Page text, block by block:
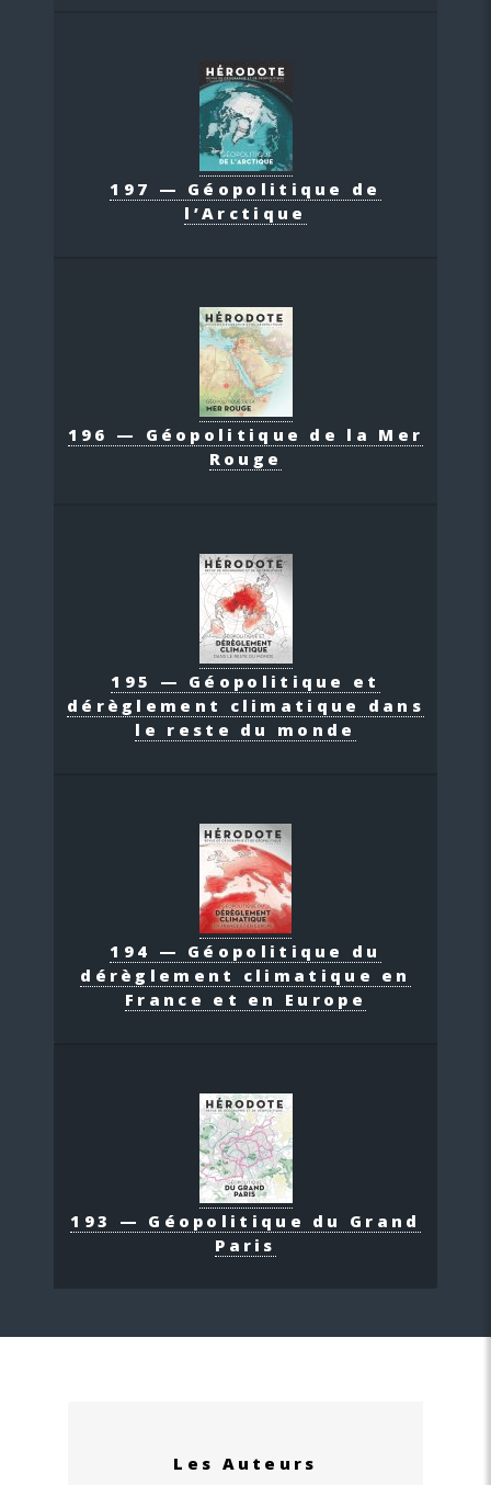
197 — Géopolitique de
l’Arctique
196 — Géopolitique de la Mer
Rouge
195 — Géopolitique et
dérèglement climatique dans
le reste du monde
194 — Géopolitique du
dérèglement climatique en
France et en Europe
193 — Géopolitique du Grand
Paris
Les Auteurs